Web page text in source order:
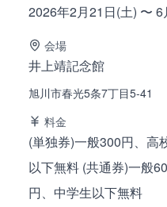
2026年2月21日(土) 〜 6
会場
井上靖記念館
旭川市春光5条7丁目5-41
料金
(単独券)一般300円、高
以下無料 (共通券)一般
円、中学生以下無料